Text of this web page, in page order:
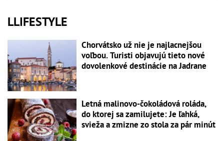
LLIFESTYLE
Chorvátsko už nie je najlacnejšou
voľbou. Turisti objavujú tieto nové
dovolenkové destinácie na Jadrane
Letná malinovo-čokoládová roláda,
do ktorej sa zamilujete: Je ľahká,
svieža a zmizne zo stola za pár minút